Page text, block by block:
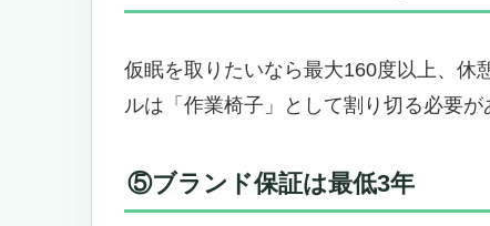
仮眠を取りたいなら最大160度以上、休
ルは「作業椅子」として割り切る必要が
⑤ブランド保証は最低3年